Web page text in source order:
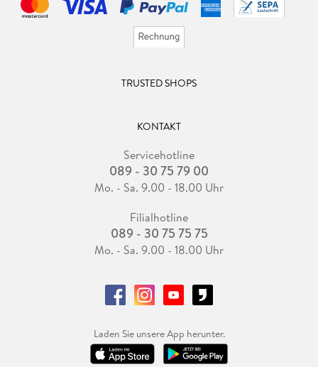
TRUSTED SHOPS
KONTAKT
Servicehotline
089 - 30 75 79 00
Mo. - Sa. 9.00 - 18.00 Uhr
Filialhotline
089 - 30 75 75 75
Mo. - Sa. 9.00 - 18.00 Uhr
Laden Sie unsere App herunter.